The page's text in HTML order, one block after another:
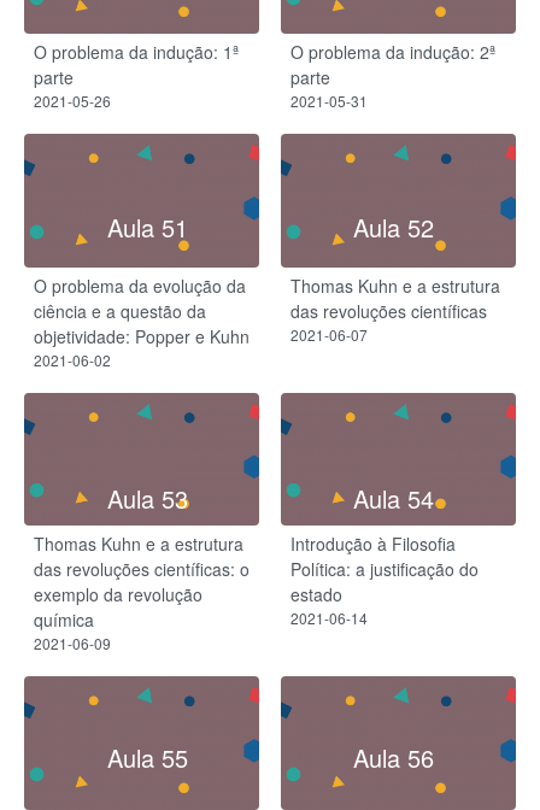
O problema da indução: 1ª
parte
2021-05-26
O problema da indução: 2ª
parte
2021-05-31
Aula 51
O problema da evolução da
ciência e a questão da
objetividade: Popper e Kuhn
2021-06-02
Aula 52
Thomas Kuhn e a estrutura
das revoluções científicas
2021-06-07
Aula 53
Thomas Kuhn e a estrutura
das revoluções científicas: o
exemplo da revolução
química
2021-06-09
Aula 54
Introdução à Filosofia
Política: a justificação do
estado
2021-06-14
Aula 55 Aula 56